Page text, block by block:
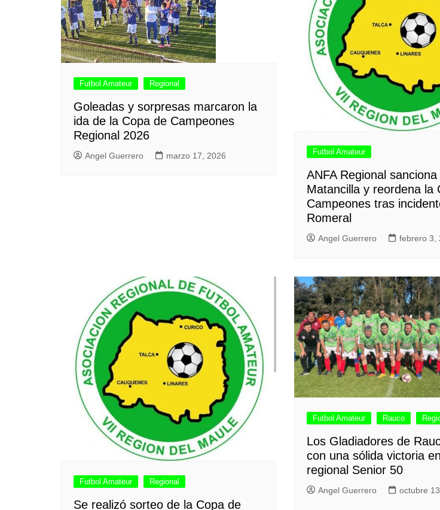
Futbol Amateur Regional
Goleadas y sorpresas marcaron la
ida de la Copa de Campeones
Regional 2026
Angel Guerrero marzo 17, 2026 Futbol Amateur
ANFA Regional
Matancilla y reordena la
Campeones tras
Romeral
Angel Guerrero febrero 3,
Futbol Amateur Regional
Se realizó sorteo de la Copa de
Futbol Amateur Rauco
Los Gladiadores de
con una sólida victoria
regional Senior 50
Angel Guerrero octubre